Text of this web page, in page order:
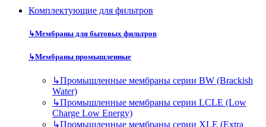
Комплектующие для фильтров
↳Мембраны для бытовых фильтров
↳Мембраны промышленные
↳Промышленные мембраны серии BW (Brackish
Water)
↳Промышленные мембраны серии LCLE (Low
Charge Low Energy)
↳Промышленные мембраны серии XLE (Extra